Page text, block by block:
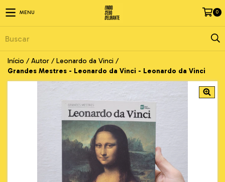
MENU 0
Início / Autor / Leonardo da Vinci /
Grandes Mestres - Leonardo da Vinci - Leonardo da Vinci